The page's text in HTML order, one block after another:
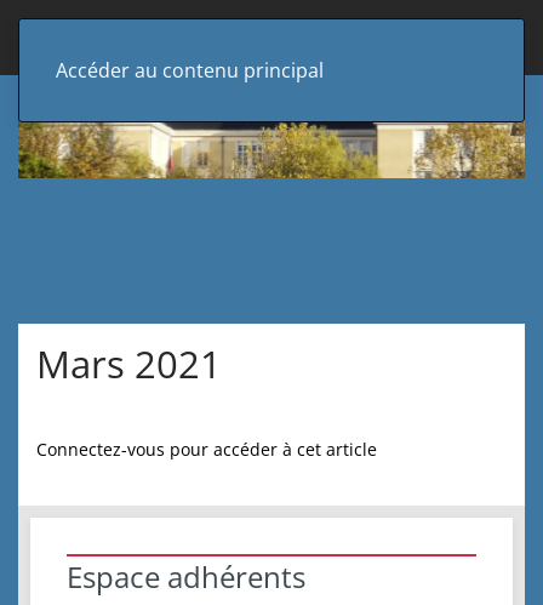
Accéder au contenu principal
Mars 2021
Connectez-vous pour accéder à cet article
Espace adhérents